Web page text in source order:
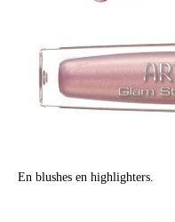
En blushes en highlighters.